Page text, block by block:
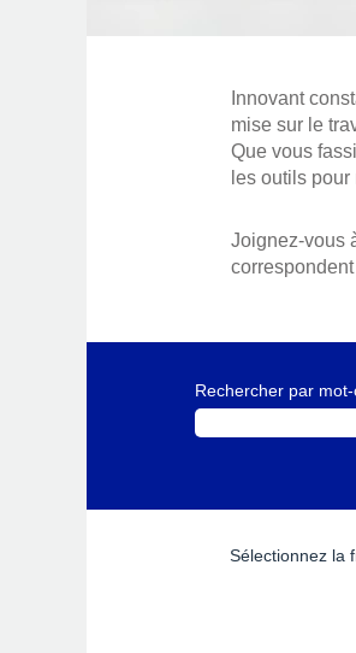
Innovant
mise sur le
Que vous
les outils
Joignez-vous
Rechercher par
Sélectionnez la